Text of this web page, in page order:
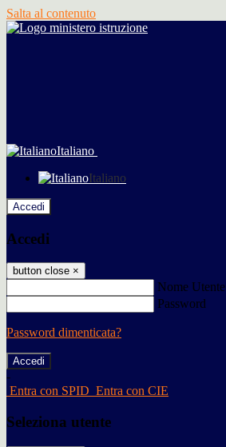
Salta al contenuto
Italiano
Italiano
Accedi
Accedi
button close ×
Nome Utente
Password
Password dimenticata?
-
Entra con SPID Entra con CIE
Seleziona utente